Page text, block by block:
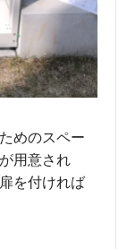
めのスペー
用意され
を付ければ